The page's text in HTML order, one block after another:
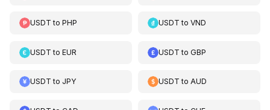
USDT to PHP USDT toVND
USDT to EUR USDT toGBP
USDT to JPY USDT toAUD